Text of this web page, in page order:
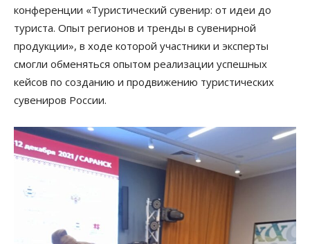
конференции «Туристический сувенир: от идеи до
туриста. Опыт регионов и тренды в сувенирной
продукции», в ходе которой участники и эксперты
смогли обменяться опытом реализации успешных
кейсов по созданию и продвижению туристических
сувениров России.